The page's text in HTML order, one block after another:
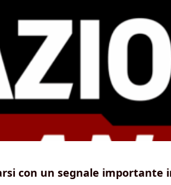
con un segnale importante